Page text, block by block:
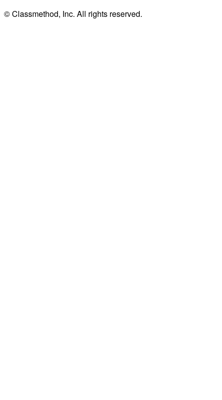
© Classmethod, Inc. All rights reserved.